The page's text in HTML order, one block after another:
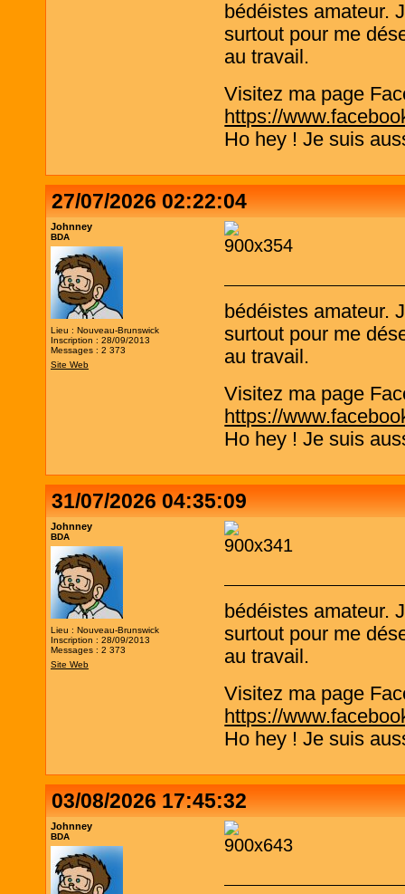
bédéistes amateur.
surtout pour me
au travail.
Visitez ma page
https://
Ho hey ! Je suis
27/07/2026 02:22:04
Johnney
BDA
Lieu : Nouveau-Brunswick
Inscription : 28/09/2013
Messages : 2 373
Site Web
bédéistes amateur.
surtout pour me
au travail.
Visitez ma page
https://
Ho hey ! Je suis
31/07/2026 04:35:09
Johnney
BDA
Lieu : Nouveau-Brunswick
Inscription : 28/09/2013
Messages : 2 373
Site Web
bédéistes amateur.
surtout pour me
au travail.
Visitez ma page
https://
Ho hey ! Je suis
03/08/2026 17:45:32
Johnney
BDA